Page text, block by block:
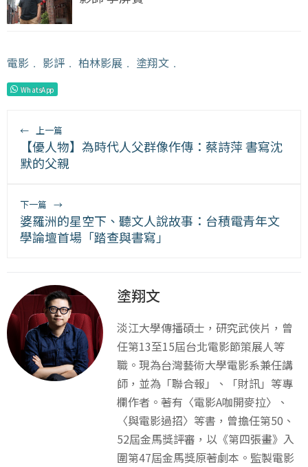
電影 ﹒ 影評 ﹒ 柏林影展 ﹒ 塗翔文 ﹒
WhatsApp
← 上一篇
【優人物】為時代人父群像作傳：蔡詩萍 書寫沈
默的父親
下一篇 →
婆羅洲的星空下、聽文人說故事：台積電青年文
學論壇首場「踏查與書寫」
塗翔文
淡江大學傳播碩士，研究武俠片，曾
任第13至15屆台北電影節策展人等
職。現為台灣藝術大學電影系兼任講
師，並為「聯合報」、「財訊」等專
欄作者。著有〈電影A咖開麥拉〉、
〈與電影過招〉等書，曾擔任第50、
52屆金馬獎評審，以《第四張畫》入
圍第47屆金馬獎原著劇本。監製電影